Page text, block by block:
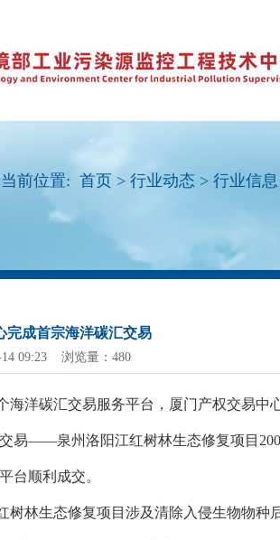
当前位置: 首页 > 行业动态 > 行业信息
完成首宗海洋碳汇交易
14 09:23 浏览量：480
海洋碳汇交易服务平台，厦门产权交易中
易——泉州洛阳江红树林生态修复项目
台顺利成交。
树林生态修复项目涉及清除入侵生物物种